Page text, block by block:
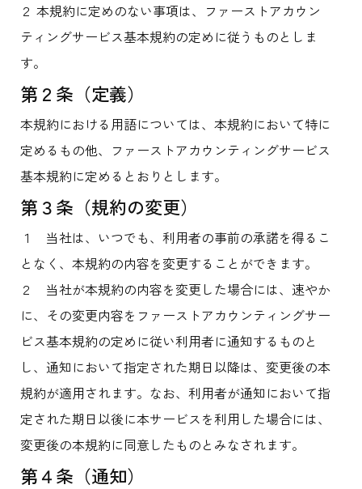
２ 本規約に定めのない事項は、ファーストアカウン
ティングサービス基本規約の定めに従うものとしま
す。
第２条（定義）
本規約における用語については、本規約において特に
定めるもの他、ファーストアカウンティングサービス
基本規約に定めるとおりとします。
第３条（規約の変更）
１ 当社は、いつでも、利用者の事前の承諾を得るこ
となく、本規約の内容を変更することができます。
２ 当社が本規約の内容を変更した場合には、速やか
に、その変更内容をファーストアカウンティングサー
ビス基本規約の定めに従い利用者に通知するものと
し、通知において指定された期日以降は、変更後の本
規約が適用されます。なお、利用者が通知において指
定された期日以後に本サービスを利用した場合には、
変更後の本規約に同意したものとみなされます。
第４条（通知）